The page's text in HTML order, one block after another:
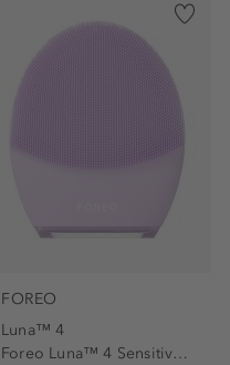
FOREO
Luna™ 4
Foreo Luna™ 4 Sensitive Skin